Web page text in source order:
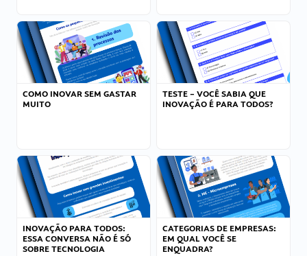
COMO INOVAR SEM GASTAR
MUITO
TESTE – VOCÊ SABIA QUE
INOVAÇÃO É PARA TODOS?
INOVAÇÃO PARA TODOS:
ESSA CONVERSA NÃO É SÓ
SOBRE TECNOLOGIA
CATEGORIAS DE EMPRESAS:
EM QUAL VOCÊ SE
ENQUADRA?